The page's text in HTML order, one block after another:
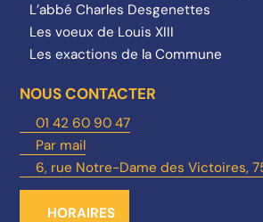
L’abbé Charles Desgenettes
Les voeux de Louis XIII
Les exactions de la Commune
NOUS CONTACTER
01 42 60 90 47
Par mail
6, rue Notre-Dame des Victoires,
HORAIRES